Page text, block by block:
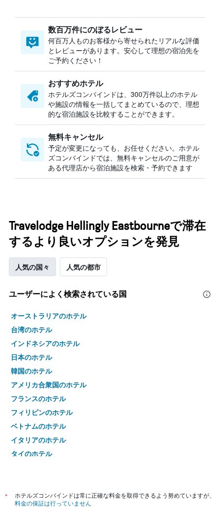
数百万件にのぼるレビュー
何百万人ものお客様から寄せられたリアルな評価
とレビューがあります。安心して理想の宿泊先を
ご予約ください！
おすすめホテル
ホテルズコンバインドは、300万件以上のホテル
や施設の情報を一括してまとめているので、理想
的な宿泊施設を比較することができます。
無料キャンセル
予定が変更になっても、お任せください。ホテル
ズコンバインドでは、無料キャンセルのご用意が
ある代理店から宿泊施設を検索・予約できます
Travelodge Hellingly Eastbourneで滞在
するより良いオプションを発見
人気の国々 人気の都市
ユーザーによく検索されている国
オーストラリアのホテル
台湾のホテル
インドネシアのホテル
日本のホテル
韓国のホテル
アメリカ合衆国のホテル
フランスのホテル
フィリピンのホテル
ベトナムのホテル
イタリアのホテル
タイのホテル
*
ホテルズコンバインドは常に正確な料金を取得できるよう努めていますが、
料金の保証は行っていません